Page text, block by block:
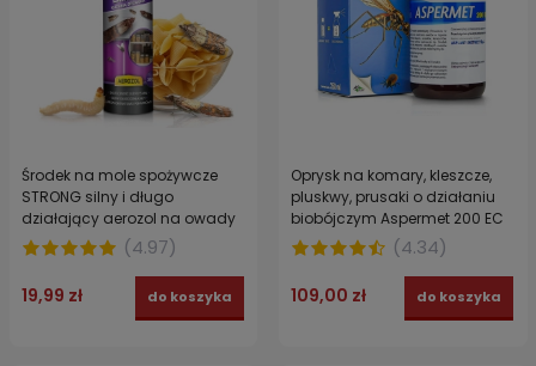
Środek na mole spożywcze
STRONG silny i długo
działający aerozol na owady
latające 300 ml(4.97)
19,99 zł do koszyka
Oprysk na komary, kleszcze,
pluskwy, prusaki o działaniu
biobójczym Aspermet 200 EC
250 ml
(4.34)
109,00 zł do koszyka